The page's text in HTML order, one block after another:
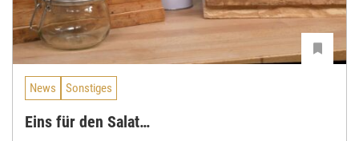
News Sonstiges
Eins für den Salat…